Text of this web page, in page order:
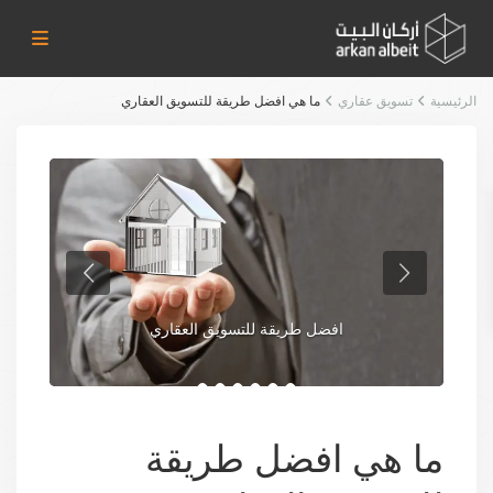
الرئيسية تسويق عقاري ما هي افضل طريقة للتسويق العقاري
افضل طريقة للتسويق العقاري
ما هي افضل طريقة